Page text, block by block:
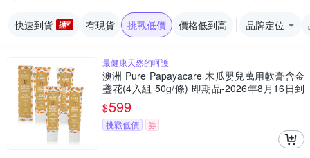
快速到貨 有現貨 挑戰低價 價格低到高 品牌定位
最健康天然的呵護
澳洲 Pure Papayacare 木瓜嬰兒萬用軟膏含金
盞花(4入組 50g/條) 即期品-2026年8月16日到
期
$599
挑戰低價 券